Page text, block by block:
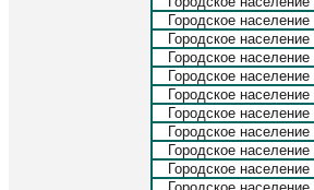
Городское население
Городское население
Городское население
Городское население
Городское население
Городское население
Городское население
Городское население
Городское население